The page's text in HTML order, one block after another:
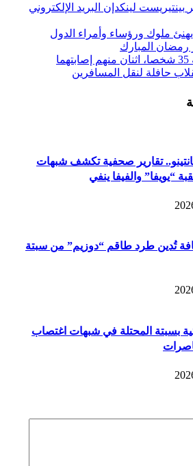
بينتيريست لينكدإن البريد الإلكتروني
ملوك ورؤساء وأمراء الدول
رمضان المبارك
سطات.. إصابة 35 شخصا، اثنان منهم إصابتهما
حافلة لنقل المسافرين
تقارير صحفية تكشف شبهات
“يويفا” والفيفا ينفي
تُدين طرد طاقم “دوزيم” من سبتة
بسبتة المحتلة في شبهات اغتصاب